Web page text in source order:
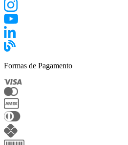
Formas de Pagamento